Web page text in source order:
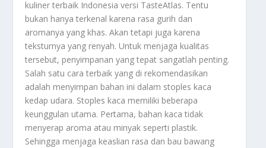
kuliner terbaik Indonesia versi TasteAtlas. Tentu
bukan hanya terkenal karena rasa gurih dan
aromanya yang khas. Akan tetapi juga karena
teksturnya yang renyah. Untuk menjaga kualitas
tersebut, penyimpanan yang tepat sangatlah penting.
Salah satu cara terbaik yang di rekomendasikan
adalah menyimpan bahan ini dalam stoples kaca
kedap udara. Stoples kaca memiliki beberapa
keunggulan utama. Pertama, bahan kaca tidak
menyerap aroma atau minyak seperti plastik.
Sehingga menjaga keaslian rasa dan bau bawang